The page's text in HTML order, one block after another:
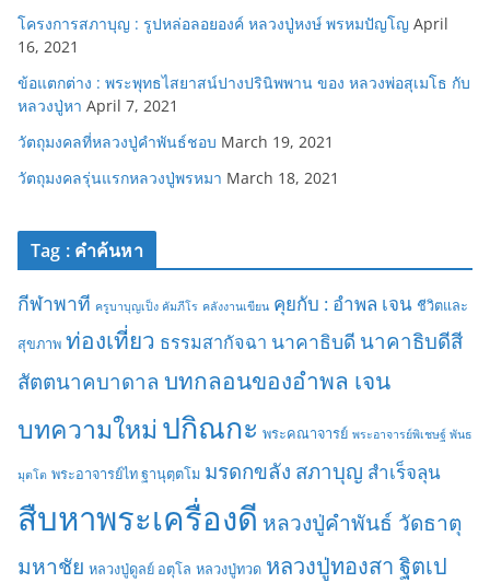
โครงการสภาบุญ : รูปหล่อลอยองค์ หลวงปู่หงษ์ พรหมปัญโญ April
16, 2021
ข้อแตกต่าง : พระพุทธไสยาสน์ปางปรินิพพาน ของ หลวงพ่อสุเมโธ กับ
หลวงปู่หา April 7, 2021
วัตถุมงคลที่หลวงปู่คำพันธ์ชอบ March 19, 2021
วัตถุมงคลรุ่นแรกหลวงปู่พรหมา March 18, 2021
Tag : คำค้นหา
กีฬาพาที ครูบาบุญเป็ง คัมภีโร คลังงานเขียน คุยกับ : อำพล เจน ชีวิตและ
สุขภาพ ท่องเที่ยว ธรรมสากัจฉา นาคาธิบดี นาคาธิบดีสี
สัตตนาคบาดาล บทกลอนของอำพล เจน
บทความใหม่ ปกิณกะ พระคณาจารย์ พระอาจารย์พิเชษฐ์ พันธ
มุตโต พระอาจารย์ไท ฐานุตฺตโม มรดกขลัง สภาบุญ สำเร็จลุน
สืบหาพระเครื่องดี หลวงปู่คำพันธ์ วัดธาตุ
มหาชัย หลวงปู่ดูลย์ อตุโล หลวงปู่ทวด หลวงปู่ทองสา ฐิตเป